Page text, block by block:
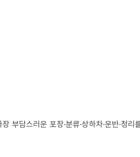
담스러운 포장·분류·상하차·운반·정